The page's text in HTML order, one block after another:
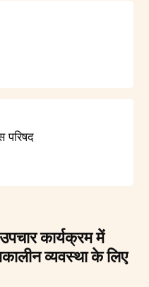
परिषद
कार्यक्रम में
व्यवस्था के लिए